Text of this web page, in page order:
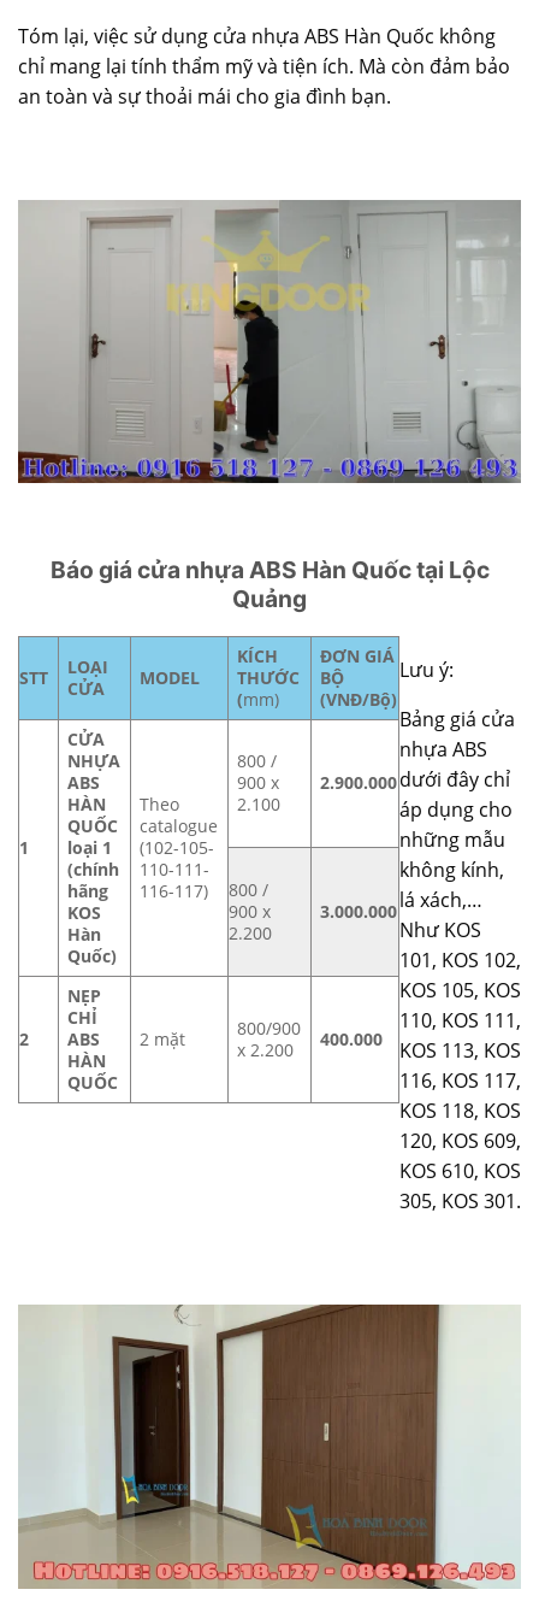
Tóm lại, việc sử dụng cửa nhựa ABS Hàn Quốc không
chỉ mang lại tính thẩm mỹ và tiện ích. Mà còn đảm bảo
an toàn và sự thoải mái cho gia đình bạn.
Báo giá cửa nhựa ABS Hàn Quốc tại Lộc
Quảng
STT
LOẠI
CỬA
MODEL
KÍCH
THƯỚC
(mm)
ĐƠN GIÁ
BỘ
(VNĐ/Bộ)
1
CỬA
NHỰA
ABS
HÀN
QUỐC
loại 1
(chính
hãng
KOS
Hàn
Quốc)
Theo
catalogue
(102-105-
110-111-
116-117)
800 /
900 x
2.100
2.900.000
800 /
900 x
2.200
3.000.000
2
NẸP
CHỈ
ABS
HÀN
QUỐC
2 mặt
800/900
x 2.200
400.000
Lưu ý:
Bảng giá cửa
nhựa ABS
dưới đây chỉ
áp dụng cho
những mẫu
không kính,
lá xách,…
Như KOS
101, KOS 102,
KOS 105, KOS
110, KOS 111,
KOS 113, KOS
116, KOS 117,
KOS 118, KOS
120, KOS 609,
KOS 610, KOS
305, KOS 301.